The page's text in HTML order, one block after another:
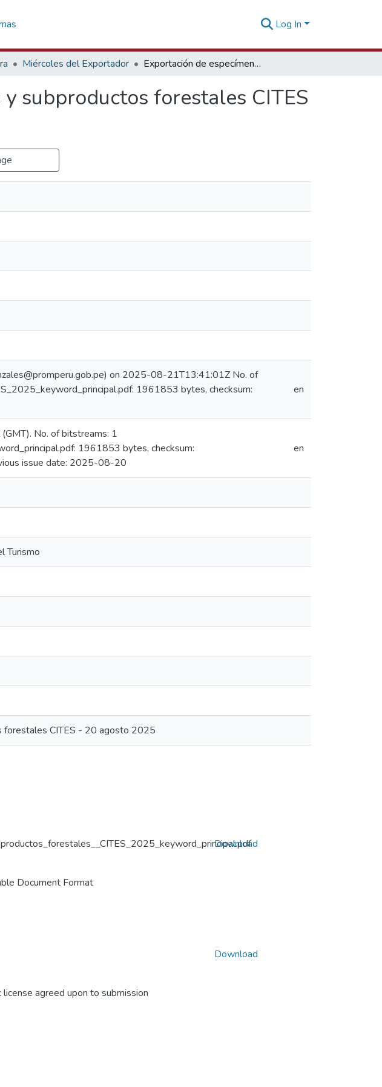
Log In
Miércoles del Exportador Exportación de especímenes productos y subproductos forestales CITES - 20 agosto 2025
subproductos forestales CITES
on 2025-08-21T13:41:01Z No. of
1961853 bytes, checksum:
en
No. of bitstreams: 1
1961853 bytes, checksum:
issue date: 2025-08-20
en
Turismo
forestales CITES - 20 agosto 2025
Document Format
Download
agreed upon to submission
Download